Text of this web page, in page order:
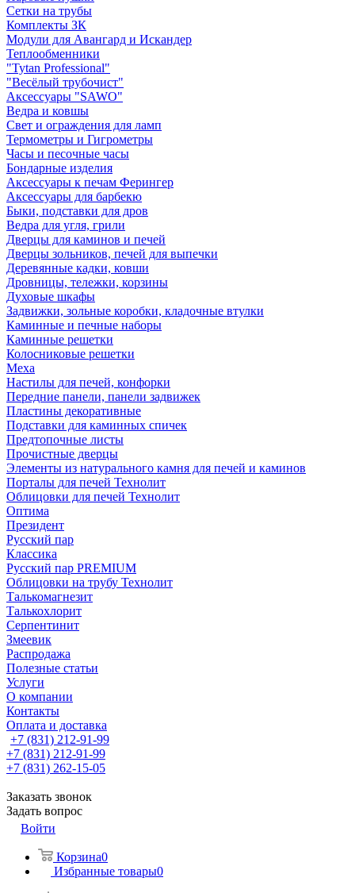
Сетки на трубы
Комплекты ЗК
Модули для Авангард и Искандер
Теплообменники
"Tytan Professional"
"Весёлый трубочист"
Аксессуары "SAWO"
Ведра и ковшы
Свет и ограждения для ламп
Термометры и Гигрометры
Часы и песочные часы
Бондарные изделия
Аксессуары к печам Ферингер
Аксессуары для барбекю
Быки, подставки для дров
Ведра для угля, грили
Дверцы для каминов и печей
Дверцы зольников, печей для выпечки
Деревянные кадки, ковши
Дровницы, тележки, корзины
Духовые шкафы
Задвижки, зольные коробки, кладочные втулки
Каминные и печные наборы
Каминные решетки
Колосниковые решетки
Меха
Настилы для печей, конфорки
Передние панели, панели задвижек
Пластины декоративные
Подставки для каминных спичек
Предтопочные листы
Прочистные дверцы
Элементы из натурального камня для печей и каминов
Порталы для печей Технолит
Облицовки для печей Технолит
Оптима
Президент
Русский пар
Классика
Русский пар PREMIUM
Облицовки на трубу Технолит
Талькомагнезит
Талькохлорит
Серпентинит
Змеевик
Распродажа
Полезные статьи
Услуги
О компании
Контакты
Оплата и доставка
+7 (831) 212-91-99
+7 (831) 212-91-99
+7 (831) 262-15-05
Заказать звонок
Задать вопрос
Войти
Корзина0
Избранные товары0